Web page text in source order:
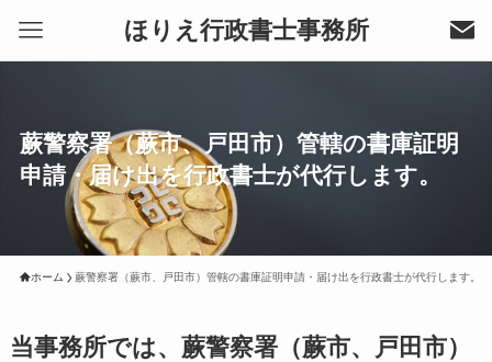
ほりえ行政書士事務所
蕨警察署（蕨市、戸田市）管轄の書庫証明
申請・届け出を行政書士が代行します。
ホーム 蕨警察署（蕨市、戸田市）管轄の書庫証明申請・届け出を行政書士が代行します。
当事務所では、蕨警察署（蕨市、戸田市）